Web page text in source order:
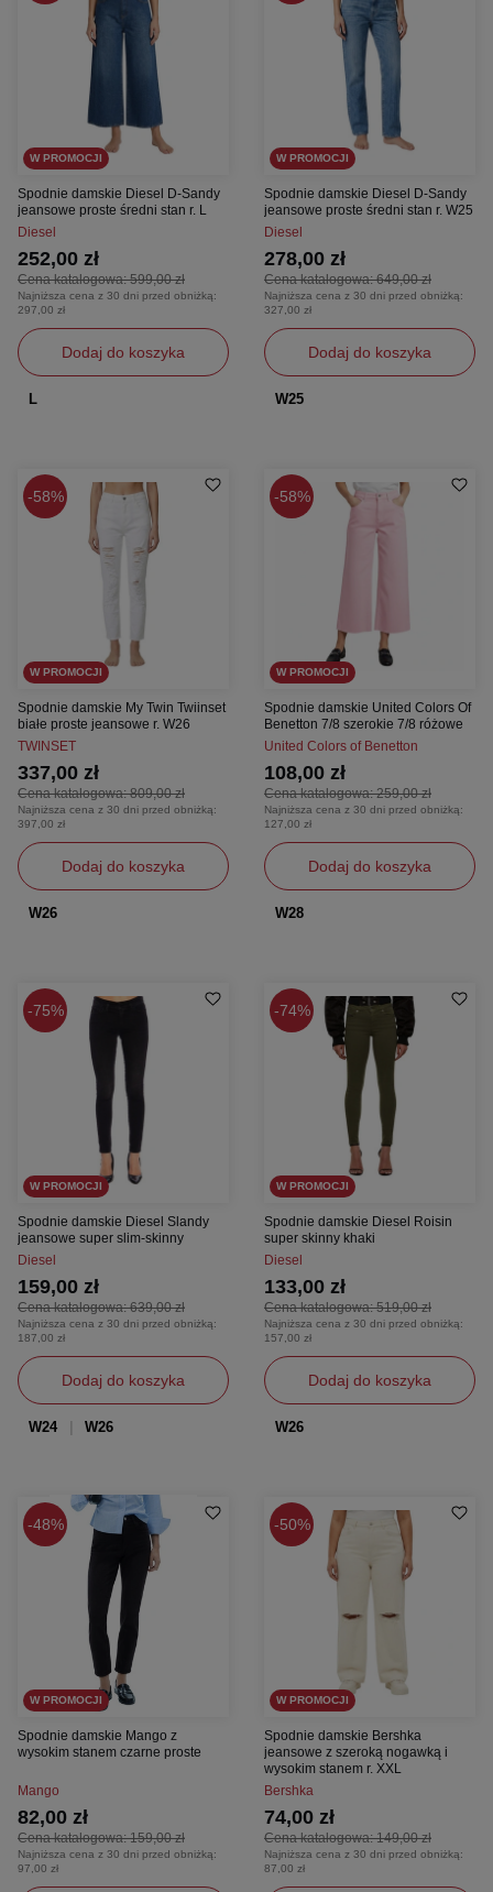
W PROMOCJI
Spodnie damskie Diesel D-Sandy
jeansowe proste średni stan r. L
Diesel
Cena katalogowa:599,00 zł
252,00 zł
Najniższa cena z 30 dni przed obniżką:
297,00 zł
Dodaj do koszyka
L
W PROMOCJI
Spodnie damskie Diesel D-Sandy
jeansowe proste średni stan r. W25
Diesel
Cena katalogowa:649,00 zł
278,00 zł
Najniższa cena z 30 dni przed obniżką:
327,00 zł
Dodaj do koszyka
W25
58%
W PROMOCJI
Spodnie damskie My Twin Twiinset
białe proste jeansowe r. W26
TWINSET
Cena katalogowa:809,00 zł
337,00 zł
Najniższa cena z 30 dni przed obniżką:
397,00 zł
Dodaj do koszyka
W26
58%
W PROMOCJI
Spodnie damskie United Colors Of
Benetton 7/8 szerokie 7/8 różowe
United Colors of Benetton
Cena katalogowa:259,00 zł
108,00 zł
Najniższa cena z 30 dni przed obniżką:
127,00 zł
Dodaj do koszyka
W28
75%
W PROMOCJI
Spodnie damskie Diesel Slandy
jeansowe super slim-skinny
Diesel
Cena katalogowa:639,00 zł
159,00 zł
Najniższa cena z 30 dni przed obniżką:
187,00 zł
Dodaj do koszyka
W24 W26
74%
W PROMOCJI
Spodnie damskie Diesel Roisin
super skinny khaki
Diesel
Cena katalogowa:519,00 zł
133,00 zł
Najniższa cena z 30 dni przed obniżką:
157,00 zł
Dodaj do koszyka
W26
48%
W PROMOCJI
Spodnie damskie Mango z
wysokim stanem czarne proste
Mango
Cena katalogowa:159,00 zł
82,00 zł
Najniższa cena z 30 dni przed obniżką:
97,00 zł
50%
W PROMOCJI
Spodnie damskie Bershka
jeansowe z szeroką nogawką i
wysokim stanem r. XXL
Bershka
Cena katalogowa:149,00 zł
74,00 zł
Najniższa cena z 30 dni przed obniżką:
87,00 zł